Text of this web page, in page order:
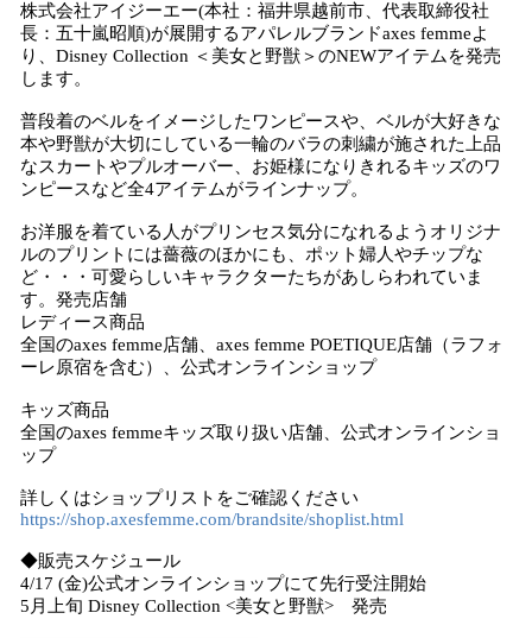
で
す
株式会社アイジーエー(本社：福井県越前市、代表取締役社
長：五十嵐昭順)が展開するアパレルブランドaxes femmeよ
り、Disney Collection ＜美女と野獣＞のNEWアイテムを発売
します。
普段着のベルをイメージしたワンピースや、ベルが大好きな
本や野獣が大切にしている一輪のバラの刺繍が施された上品
なスカートやプルオーバー、お姫様になりきれるキッズのワ
ンピースなど全4アイテムがラインナップ。
お洋服を着ている人がプリンセス気分になれるようオリジナ
ルのプリントには薔薇のほかにも、ポット婦人やチップな
ど・・・可愛らしいキャラクターたちがあしらわれていま
す。発売店舗
レディース商品
全国のaxes femme店舗、axes femme POETIQUE店舗（ラフォ
ーレ原宿を含む）、公式オンラインショップ
キッズ商品
全国のaxes femmeキッズ取り扱い店舗、公式オンラインショ
ップ
詳しくはショップリストをご確認ください
https://shop.axesfemme.com/brandsite/shoplist.html
◆販売スケジュール
4/17 (金)公式オンラインショップにて先行受注開始
5月上旬 Disney Collection <美女と野獣> 発売